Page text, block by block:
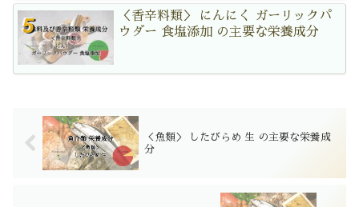
＜香辛料類＞ にんにく ガーリックパ
ウダー 食塩添加 の主要な栄養成分
＜魚類＞ したびらめ 生 の主要な栄養成
分